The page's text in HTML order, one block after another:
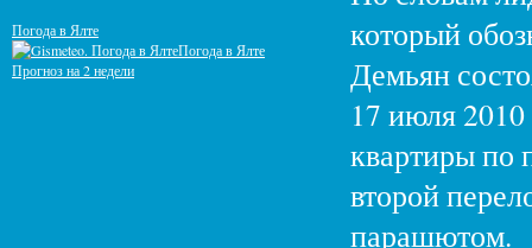
который
Демьян
17 июля
квартиры по
второй
парашютом.
Погода в Ялте
Погода в Ялте
Прогноз на 2 недели